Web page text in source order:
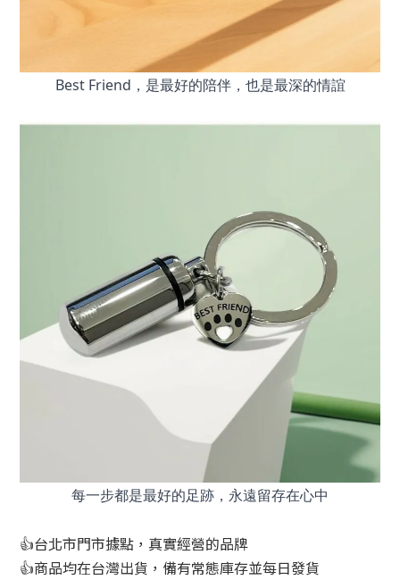
Best Friend，是最好的陪伴，也是最深的情誼
每一步都是最好的足跡，永遠留存在心中
👍台北市門市據點，真實經營的品牌
👍商品均在台灣出貨，備有常態庫存並每日發貨